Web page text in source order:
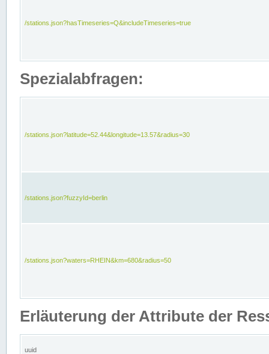
/stations.json?hasTimeseries=Q&includeTimeseries=true
Spezialabfragen:
/stations.json?latitude=52.44&longitude=13.57&radius=30
/stations.json?fuzzyId=berlin
/stations.json?waters=RHEIN&km=680&radius=50
Erläuterung der Attribute der
uuid